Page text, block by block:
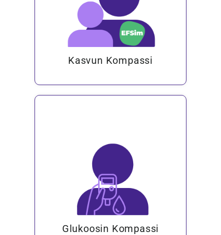
Kasvun Kompassi
Glukoosin Kompassi